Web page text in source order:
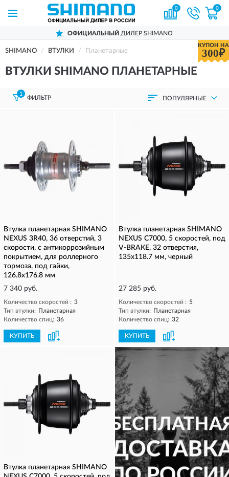
0 0
ОФИЦИАЛЬНЫЙДИЛЕР SHIMANO
КУПОН НА
300₽
SHIMANO ВТУЛКИ Планетарные
ВТУЛКИ SHIMANO ПЛАНЕТАРНЫЕ
1
ФИЛЬТР ПОПУЛЯРНЫЕ
Втулка планетарная SHIMANO
NEXUS 3R40, 36 отверстий, 3
скорости, с антикоррозийным
покрытием, для роллерного
тормоза, под гайки,
126.8x176.8 мм
7 340 руб.
Количество скоростей : 3
Тип втулки: Планетарная
Количество спиц: 36
КУПИТЬ
Втулка планетарная SHIMANO
NEXUS C7000, 5 скоростей, под
V-BRAKE, 32 отверстия,
135x118.7 мм, черный
27 285 руб.
Количество скоростей : 5
Тип втулки: Планетарная
Количество спиц: 32
КУПИТЬ
Втулка планетарная SHIMANO